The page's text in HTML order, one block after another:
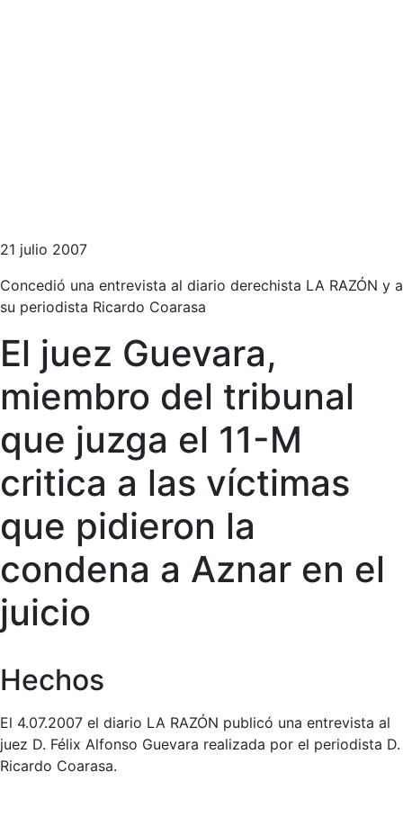
21 julio 2007
Concedió una entrevista al diario derechista LA RAZÓN y a
su periodista Ricardo Coarasa
El juez Guevara,
miembro del tribunal
que juzga el 11-M
critica a las víctimas
que pidieron la
condena a Aznar en el
juicio
Hechos
El 4.07.2007 el diario LA RAZÓN publicó una entrevista al
juez D. Félix Alfonso Guevara realizada por el periodista D.
Ricardo Coarasa.